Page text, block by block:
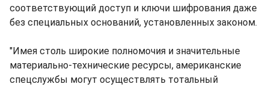
соответствующий доступ и ключи шифрования даже
без специальных оснований, установленных законом.
"Имея столь широкие полномочия и значительные
материально-технические ресурсы, американские
спецслужбы могут осуществлять тотальный